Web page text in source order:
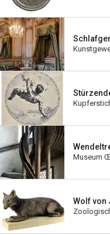
Museum
Wolf von